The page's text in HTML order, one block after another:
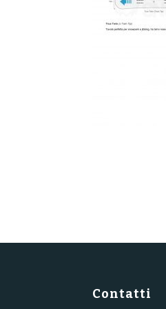
Contatti